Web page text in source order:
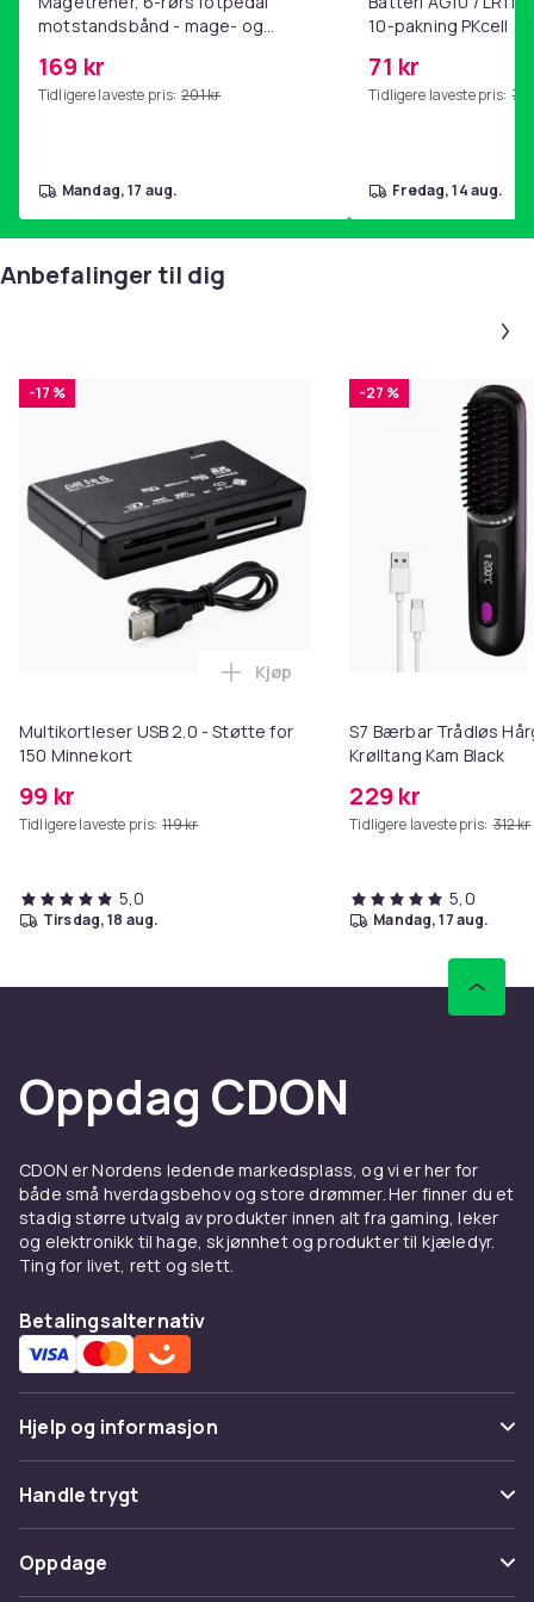
motstandsbånd - mage- og
hjemmegymnastikk Pink
169 kr
Tidligere laveste pris: 201 kr
mandag, 17 aug.
10-pakning PKcell
71 kr
Tidligere laveste pris: 76
fredag, 14 aug.
Anbefalinger til dig
-17 %
Multikortleser USB 2.0 - Støtte for
150 Minnekort
99 kr
Tidligere laveste pris: 119 kr
Legg Multikortleser USB 2.0 -
Kjøp
5,0
tirsdag, 18 aug.
-27 %
S7 Bærbar Trådløs
Krølltang Kam Black
229 kr
Tidligere laveste pris: 312 kr
5,0
mandag, 17 aug.
Oppdag CDON
CDON er Nordens ledende markedsplass, og vi er her for
både små hverdagsbehov og store drømmer. Her finner du et
stadig større utvalg av produkter innen alt fra gaming, leker
og elektronikk til hage, skjønnhet og produkter til kjæledyr.
Ting for livet, rett og slett.
Betalingsalternativ
Hjelp og informasjon
Vanlige spørsmål
Spor pakke
Angre & returner her
Handle trygt
Betaling
Oppdage